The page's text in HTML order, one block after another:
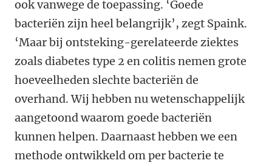
ook vanwege de toepassing. ‘Goede
bacteriën zijn heel belangrijk’, zegt Spaink.
‘Maar bij ontsteking-gerelateerde ziektes
zoals diabetes type 2 en colitis nemen grote
hoeveelheden slechte bacteriën de
overhand. Wij hebben nu wetenschappelijk
aangetoond waarom goede bacteriën
kunnen helpen. Daarnaast hebben we een
methode ontwikkeld om per bacterie te